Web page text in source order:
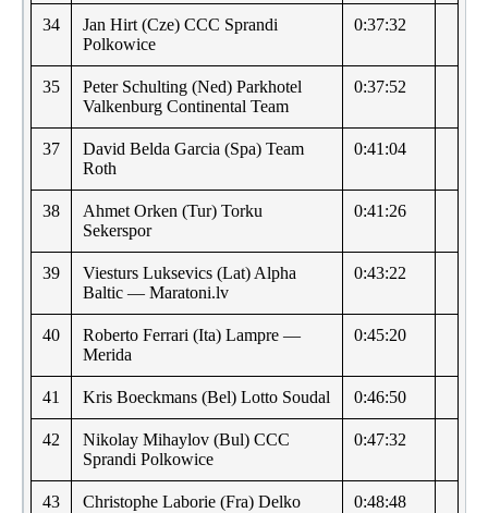
34
Jan Hirt (Cze) CCC Sprandi
Polkowice
0:37:32
35
Peter Schulting (Ned) Parkhotel
Valkenburg Continental Team
0:37:52
37
David Belda Garcia (Spa) Team
Roth
0:41:04
38
Ahmet Orken (Tur) Torku
Sekerspor
0:41:26
39
Viesturs Luksevics (Lat) Alpha
Baltic — Maratoni.lv
0:43:22
40
Roberto Ferrari (Ita) Lampre —
Merida
0:45:20
41 Kris Boeckmans (Bel) Lotto Soudal 0:46:50
42
Nikolay Mihaylov (Bul) CCC
Sprandi Polkowice
0:47:32
43
Christophe Laborie (Fra) Delko
0:48:48